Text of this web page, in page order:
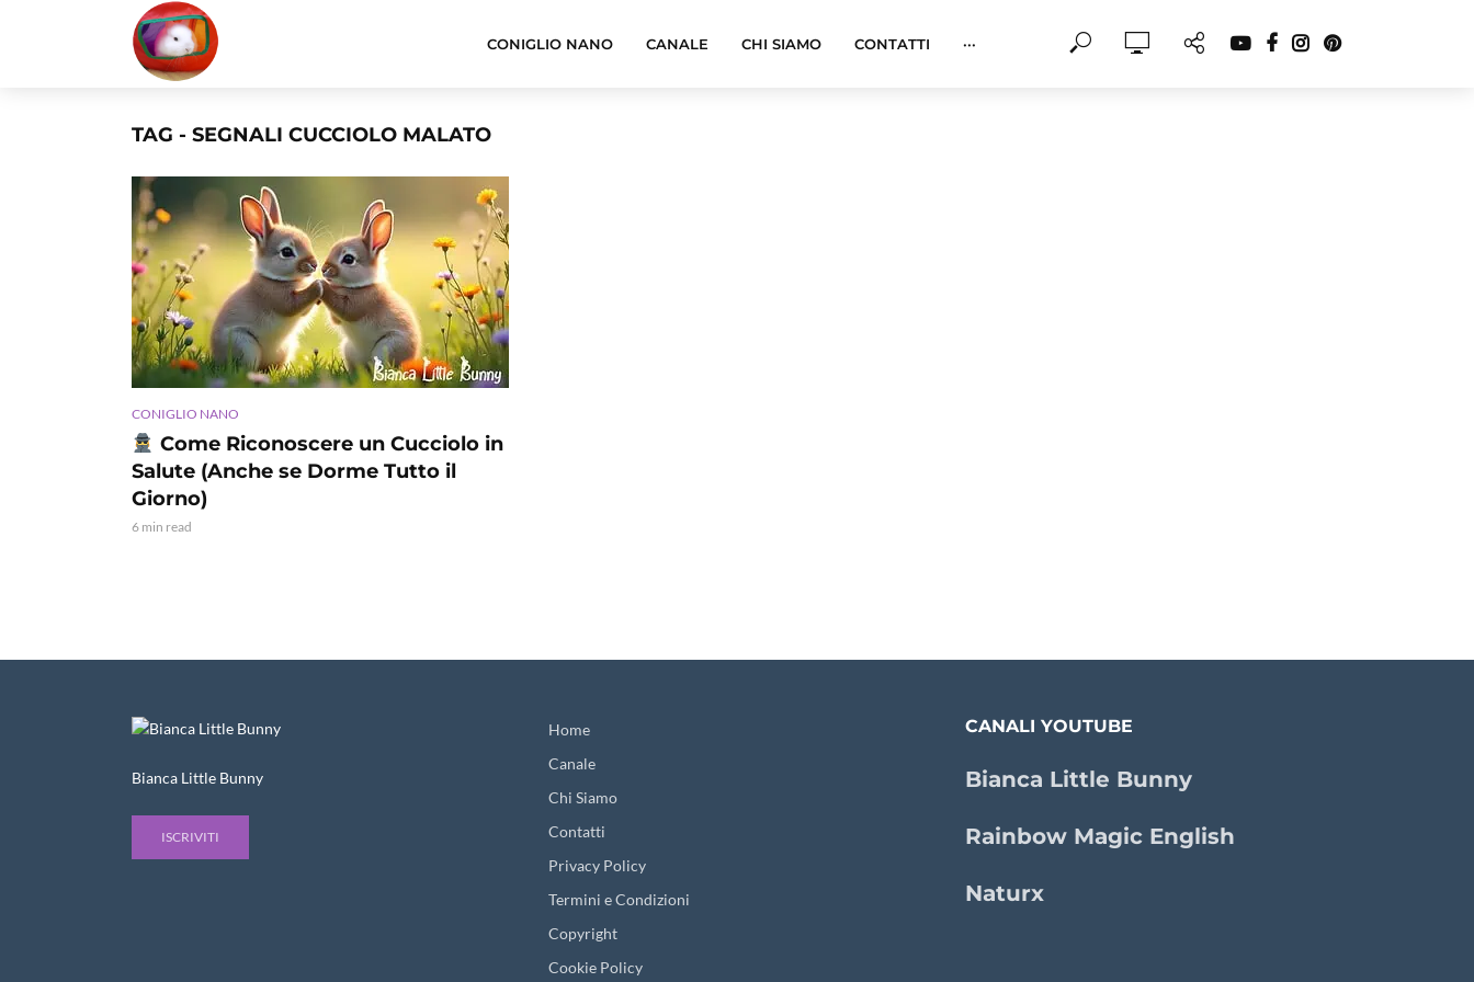
CONIGLIO NANO CANALE CHI SIAMO CONTATTI ···
TAG - SEGNALI CUCCIOLO MALATO
CONIGLIO NANO
Come Riconoscere un Cucciolo in
Salute (Anche se Dorme Tutto il
Giorno)
6 min read
Bianca Little Bunny
ISCRIVITI
Home
Canale
Chi Siamo
Contatti
Privacy Policy
Termini e Condizioni
Copyright
Cookie Policy
CANALI YOUTUBE
Bianca Little Bunny
Rainbow Magic English
Naturx